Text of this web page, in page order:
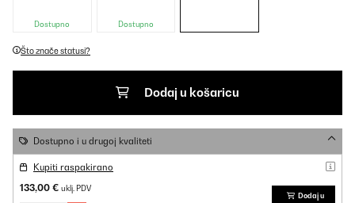
Dostupno Dostupno
Što znače statusi?
Dodaj u košaricu
Dostupno i u drugoj kvaliteti
Kupiti raspakirano
133,00 € uklj. PDV
Dodaj u